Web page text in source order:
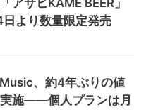
アサヒKAME BEER」
より数量限定発売
、約4年ぶりの値
施——個人プランは月